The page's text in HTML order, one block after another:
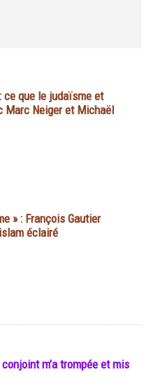
ce que le judaïsme et
Marc Neiger et Michaël
» : François Gautier
éclairé
m’a trompée et mis